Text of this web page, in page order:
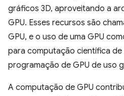
gráficos 3D, aproveitando a
GPU. Esses recursos são
GPU, e o uso de uma GPU
para computação científica
programação de GPU de uso
A computação de GPU